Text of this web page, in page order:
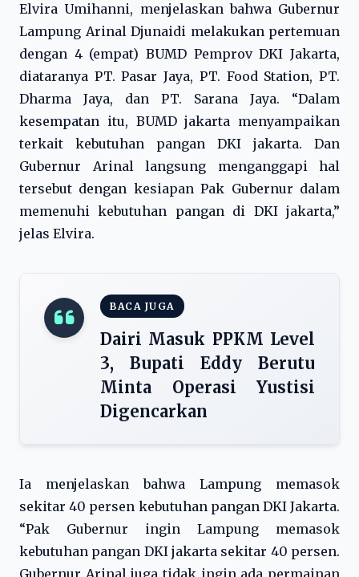
Elvira Umihanni, menjelaskan bahwa Gubernur
Lampung Arinal Djunaidi melakukan pertemuan
dengan 4 (empat) BUMD Pemprov DKI Jakarta,
diataranya PT. Pasar Jaya, PT. Food Station, PT.
Dharma Jaya, dan PT. Sarana Jaya. “Dalam
kesempatan itu, BUMD jakarta menyampaikan
terkait kebutuhan pangan DKI jakarta. Dan
Gubernur Arinal langsung menganggapi hal
tersebut dengan kesiapan Pak Gubernur dalam
memenuhi kebutuhan pangan di DKI jakarta,”
jelas Elvira.
BACA JUGA
Dairi Masuk PPKM Level
3, Bupati Eddy Berutu
Minta Operasi Yustisi
Digencarkan
Ia menjelaskan bahwa Lampung memasok
sekitar 40 persen kebutuhan pangan DKI Jakarta.
“Pak Gubernur ingin Lampung memasok
kebutuhan pangan DKI jakarta sekitar 40 persen.
Gubernur Arinal juga tidak ingin ada permainan